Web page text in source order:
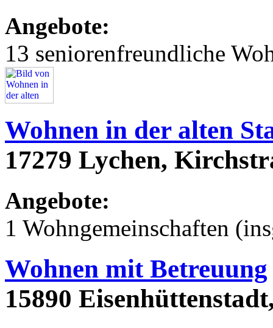
Angebote:
13 seniorenfreundliche
Wohnen in der alten
17279 Lychen,
Angebote:
1 Wohngemeinschaften
Wohnen mit Betreuung
15890